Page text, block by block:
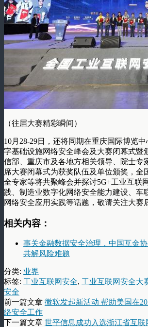
（往届大赛精彩瞬间）
10月28-29日，还将同期在重庆国际博览
字基础设施网络安全峰会及大赛闭幕式暨
信部、重庆市及各地方相关领导、院士专
席大赛闭幕式为获奖队伍及单位颁奖，全
全专家等将共聚峰会并探讨5G+工业互联
践、制造业数字化网络安全能力建设、车
网络安全应用实践等话题，敬请关注大赛
相关内容：
事关金融数据安全治理，中国互金
共解风险难题
分类: 业界
标签: 工业互联网安全, 工业互联网安全大
安全
前一篇文章 微软发起新活动 帮助美国在
络安全工作
下一篇文章 世平信息成功入选浙江省互